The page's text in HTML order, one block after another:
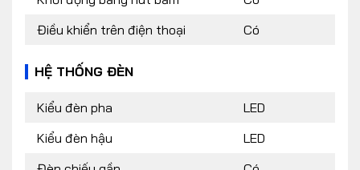
Điều khiển trên điện thoại
Có
HỆ THỐNG ĐÈN
Kiểu đèn pha
LED
Kiểu đèn hậu
LED